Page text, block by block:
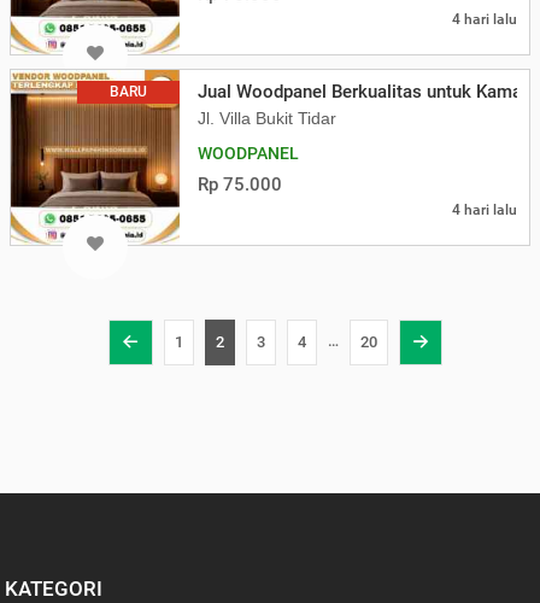
4 hari lalu
BARU Jual Woodpanel Berkualitas untuk Kamar
Jl. Villa Bukit Tidar
WOODPANEL
Rp 75.000
4 hari lalu
1 2 3 4 … 20
KATEGORI